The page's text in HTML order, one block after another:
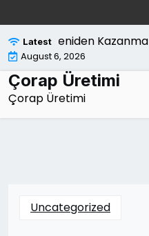
to
content
Latest
Umudu Yeniden
August 6, 2026
Çorap Üretimi
Çorap Üretimi
Uncategorized